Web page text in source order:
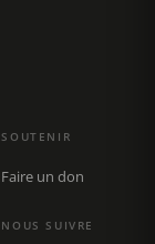
SOUTENIR
Faire un don
NOUS SUIVRE